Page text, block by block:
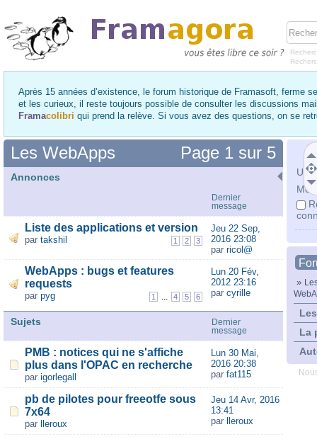
Après 15 années d’existence, le forum historique de Framasoft, ferme
et les curieux, il reste toujours possible de consulter les discussions
Framacolibri qui prend la relève. Si vous avez des questions, on se
Mot
»
La
Page 1 sur 5
Les WebApps
Annonces
Dernier
message
Liste des applications et version
1 2 3
par takshil
Jeu 22 Sep,
2016 23:08
par ricol@
WebApps : bugs et features
requests
1 ... 4 5 6
par pyg
Lun 20 Fév,
2012 23:16
par cyrille
Sujets
Dernier
message
PMB : notices qui ne s'affiche
plus dans l'OPAC en recherche
par igorlegall
Lun 30 Mai,
2016 20:38
par fat115
pb de pilotes pour freeotfe sous
7x64
par lleroux
Jeu 14 Avr, 2016
13:41
par
lleroux